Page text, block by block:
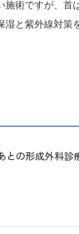
施術ですが、首
湿と紫外線対策
との形成外科診